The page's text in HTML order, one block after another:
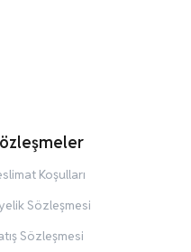
Koşulları
Sözleşmesi
Sözleşmesi